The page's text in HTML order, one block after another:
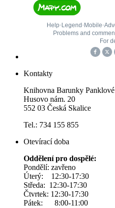
Kontakty
Knihovna Barunky Panklové
Husovo nám. 20
552 03 Česká Skalice
Tel.: 734 155 855
Otevírací doba
Oddělení pro dospělé:
Pondělí: zavřeno
Úterý: 12:30-17:30
Středa: 12:30-17:30
Čtvrtek: 12:30-17:30
Pátek: 8:00-11:00